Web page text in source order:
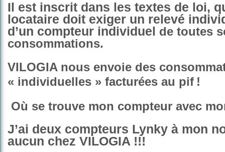
Il est inscrit dans les textes de loi,
locataire doit exiger un relevé
d’un compteur individuel de toutes
consommations.
VILOGIA nous envoie des
« individuelles » facturées au pif !
Où se trouve mon compteur avec
J’ai deux compteurs Lynky à mon
aucun chez VILOGIA !!!